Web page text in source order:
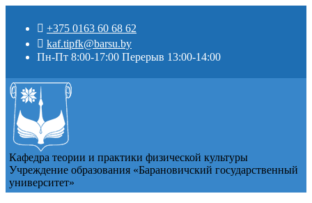
+375 0163 60 68 62
kaf.tipfk@barsu.by
Пн-Пт 8:00-17:00 Перерыв 13:00-14:00
Кафедра теории и практики физической культуры
Учреждение образования «Барановичский государственный
университет»